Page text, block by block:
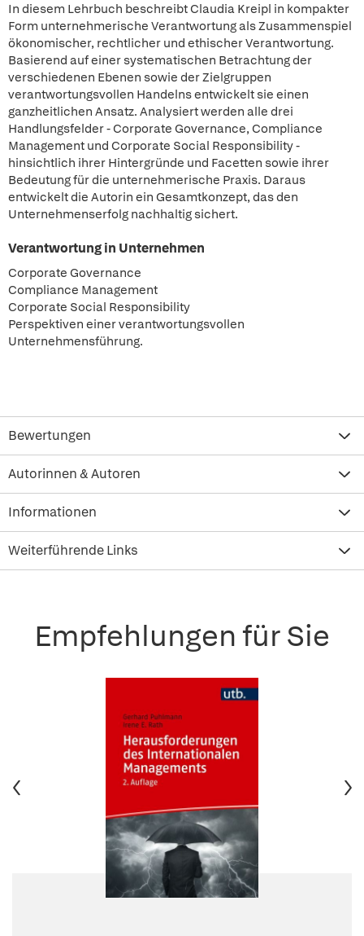
In diesem Lehrbuch beschreibt Claudia Kreipl in kompakter
Form unternehmerische Verantwortung als Zusammenspiel
ökonomischer, rechtlicher und ethischer Verantwortung.
Basierend auf einer systematischen Betrachtung der
verschiedenen Ebenen sowie der Zielgruppen
verantwortungsvollen Handelns entwickelt sie einen
ganzheitlichen Ansatz. Analysiert werden alle drei
Handlungsfelder - Corporate Governance, Compliance
Management und Corporate Social Responsibility -
hinsichtlich ihrer Hintergründe und Facetten sowie ihrer
Bedeutung für die unternehmerische Praxis. Daraus
entwickelt die Autorin ein Gesamtkonzept, das den
Unternehmenserfolg nachhaltig sichert.
Verantwortung in Unternehmen
Corporate Governance
Compliance Management
Corporate Social Responsibility
Perspektiven einer verantwortungsvollen
Unternehmensführung.
Bewertungen
Autorinnen & Autoren
Informationen
Weiterführende Links
Empfehlungen für Sie